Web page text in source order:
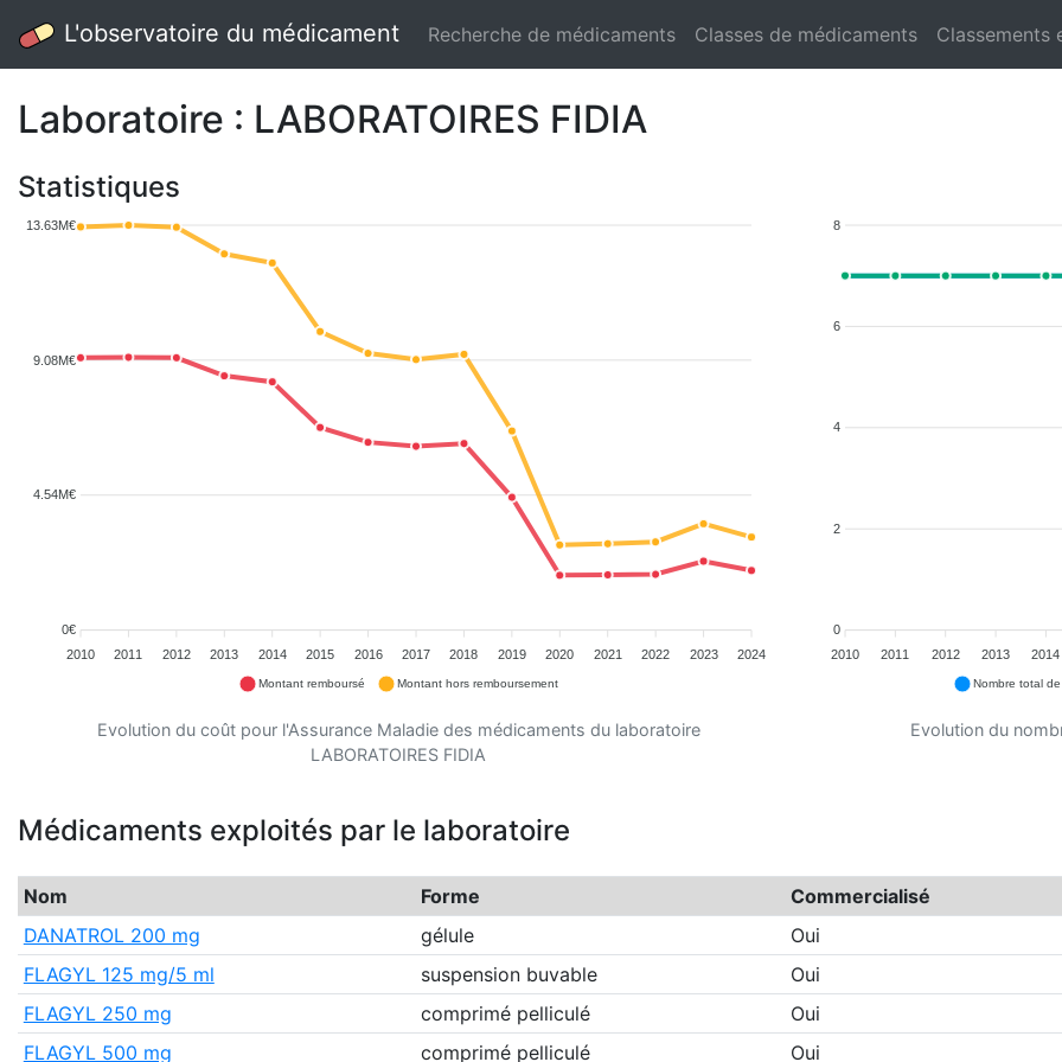
L'observatoire du médicament Recherche de médicaments Classes de médicaments Classements
Laboratoire : LABORATOIRES FIDIA
Statistiques
13.63M€
9.08M€
4.54M€
0€
2010
2011 2012 2013 2014 2015 2016 2017 2018 2019 2020 2021 2022 2023 2024
Montant remboursé Montant hors remboursement
Evolution du coût pour l'Assurance Maladie des médicaments du laboratoire
LABORATOIRES FIDIA
8
6
4
2
0
2010
2011 2012 2013 2014
Nombre total
Evolution du
Médicaments exploités par le laboratoire
Nom Forme Commercialisé
DANATROL 200 mg
gélule Oui
FLAGYL 125 mg/5 ml
suspension buvable Oui
FLAGYL 250 mg
comprimé pelliculé Oui
FLAGYL 500 mg
comprimé pelliculé Oui